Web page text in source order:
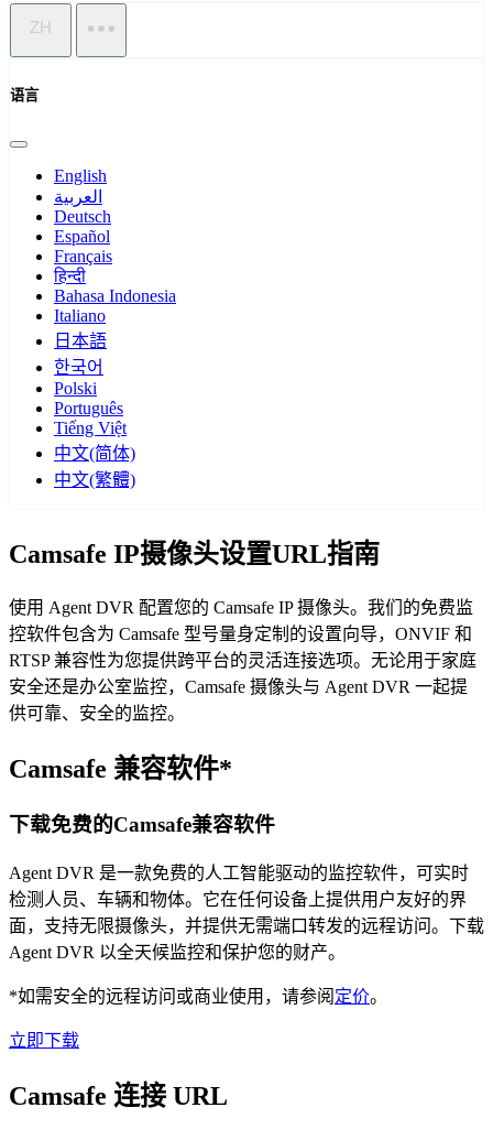
ZH
语言
English
العربية
Deutsch
Español
Français
हिन्दी
Bahasa Indonesia
Italiano
日本語
한국어
Polski
Português
Tiếng Việt
中文(简体)
中文(繁體)
Camsafe IP摄像头设置URL指南
使用 Agent DVR 配置您的 Camsafe IP 摄像头。我们的免费监
控软件包含为 Camsafe 型号量身定制的设置向导，ONVIF 和
RTSP 兼容性为您提供跨平台的灵活连接选项。无论用于家庭
安全还是办公室监控，Camsafe 摄像头与 Agent DVR 一起提
供可靠、安全的监控。
Camsafe 兼容软件*
下载免费的Camsafe兼容软件
Agent DVR 是一款免费的人工智能驱动的监控软件，可实时
检测人员、车辆和物体。它在任何设备上提供用户友好的界
面，支持无限摄像头，并提供无需端口转发的远程访问。下载
Agent DVR 以全天候监控和保护您的财产。
*如需安全的远程访问或商业使用，请参阅 定价。
立即下载
Camsafe 连接 URL